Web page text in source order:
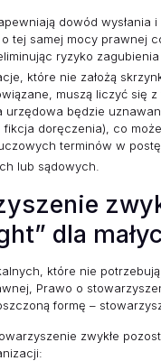
dowód wysłania
tej samej mocy prawnej
ryzyko
które nie założą
muszą liczyć się z
urzędowa będzie
fikcja doręczenia), co
terminów w
lub sądowych.
dla
które nie potrzebują
Prawo o
formę –
zwykłe